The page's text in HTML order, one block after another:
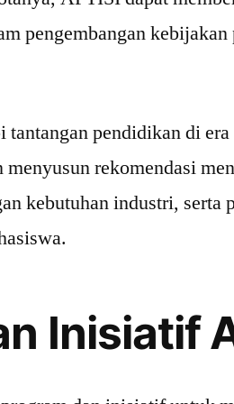
pengembangan
pendidikan di
rekomendasi
kebutuhan industri, serta
Inisiatif